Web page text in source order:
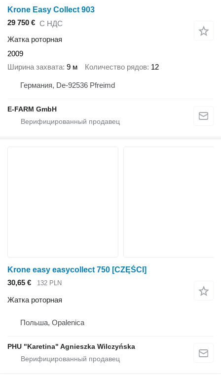
Krone Easy Collect 903
29 750 € С НДС
Жатка роторная
2009
Ширина захвата 9 м Количество рядов 12
Германия, De-92536 Pfreimd
E-FARM GmbH
Krone easy easycollect 750 [CZĘŚCI]
30,65 €
132 PLN
Жатка роторная
Польша, Opalenica
PHU "Karetina" Agnieszka Wilczyńska